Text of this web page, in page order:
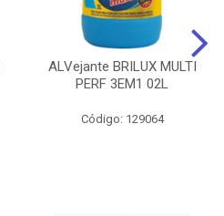
ALVejante BRILUX MULTI
PERF 3EM1 02L
Código: 129064